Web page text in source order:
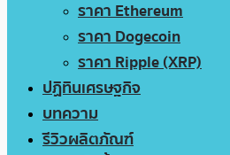
ราคา Ethereum
ราคา Dogecoin
ราคา Ripple (XRP)
ปฏิทินเศรษฐกิจ
บทความ
รีวิวผลิตภัณฑ์